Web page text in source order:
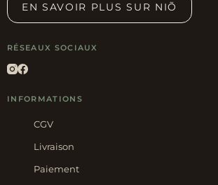
EN SAVOIR PLUS SUR NIÕ
RÉSEAUX SOCIAUX
INFORMATIONS
CGV
Livraison
Paiement